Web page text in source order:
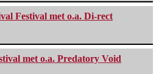
Festival met o.a. Di-rect
met o.a. Predatory Void